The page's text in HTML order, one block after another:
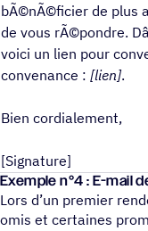
bÃ©nÃ©ficier de plus
de vous rÃ©pondre.
voici un lien pour
convenance : [lien].
Bien cordialement,
[Signature]
Exemple n°4 : E-mail
Lors d’un premier
omis et certaines